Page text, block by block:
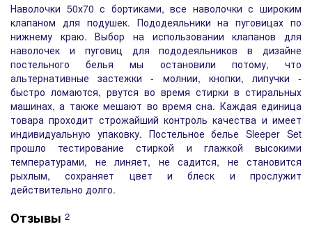
Наволочки 50х70 с бортиками, все наволочки с широким
клапаном для подушек. Пододеяльники на пуговицах по
нижнему краю. Выбор на использовании клапанов для
наволочек и пуговиц для пододеяльников в дизайне
постельного белья мы остановили потому, что
альтернативные застежки - молнии, кнопки, липучки -
быстро ломаются, рвутся во время стирки в стиральных
машинах, а также мешают во время сна. Каждая единица
товара проходит строжайший контроль качества и имеет
индивидуальную упаковку. Постельное белье Sleeper Set
прошло тестирование стиркой и глажкой высокими
температурами, не линяет, не садится, не становится
рыхлым, сохраняет цвет и блеск и прослужит
действительно долго.
Отзывы 2